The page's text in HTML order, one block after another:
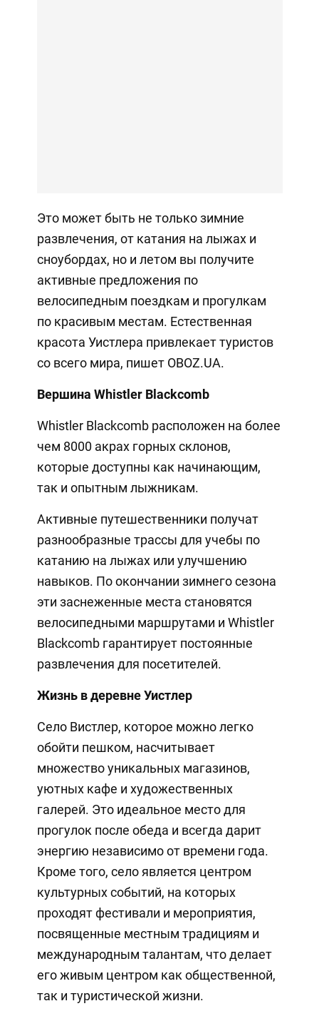
Это может быть не только зимние
развлечения, от катания на лыжах и
сноубордах, но и летом вы получите
активные предложения по
велосипедным поездкам и прогулкам
по красивым местам. Естественная
красота Уистлера привлекает туристов
со всего мира, пишет OBOZ.UA.
Вершина Whistler Blackcomb
Whistler Blackcomb расположен на более
чем 8000 акрах горных склонов,
которые доступны как начинающим,
так и опытным лыжникам.
Активные путешественники получат
разнообразные трассы для учебы по
катанию на лыжах или улучшению
навыков. По окончании зимнего сезона
эти заснеженные места становятся
велосипедными маршрутами и Whistler
Blackcomb гарантирует постоянные
развлечения для посетителей.
Жизнь в деревне Уистлер
Село Вистлер, которое можно легко
обойти пешком, насчитывает
множество уникальных магазинов,
уютных кафе и художественных
галерей. Это идеальное место для
прогулок после обеда и всегда дарит
энергию независимо от времени года.
Кроме того, село является центром
культурных событий, на которых
проходят фестивали и мероприятия,
посвященные местным традициям и
международным талантам, что делает
его живым центром как общественной,
так и туристической жизни.